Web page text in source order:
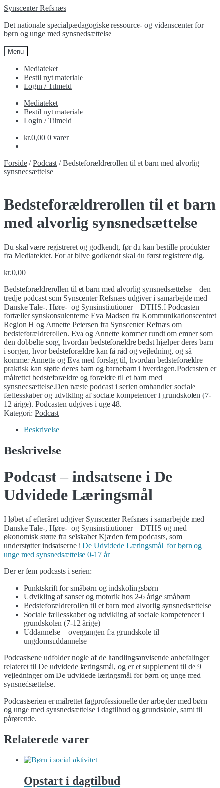
Spring
navigation
Spring
indhold
Synscenter Refsnæs
Det nationale specialpædagogiske ressource- og videnscenter for
børn og unge med synsnedsættelse
Menu
Mediateket
Bestil nyt materiale
Login / Tilmeld
Mediateket
Bestil nyt materiale
Login / Tilmeld
kr.0,00 0 varer
Forside /Podcast /Bedsteforældrerollen til et barn med alvorlig
synsnedsættelse
Bedsteforældrerollen til et barn
med alvorlig synsnedsættelse
Du skal være registreret og godkendt, før du kan bestille produkter
fra Mediatektet. For at blive godkendt skal du først registrere dig.
kr.0,00
Bedsteforældrerollen til et barn med alvorlig synsnedsættelse – den
tredje podcast som Synscenter Refsnæs udgiver i samarbejde med
Danske Tale-, Høre- og Synsinstitutioner – DTHS.I Podcasten
fortæller synskonsulenterne Eva Madsen fra Kommunikationscentret
Region H og Annette Petersen fra Synscenter Refnæs om
bedsteforældrerollen. Eva og Annette kommer rundt om emner som
den dobbelte sorg, hvordan bedsteforældre bedst hjælper deres barn
i sorgen, hvor bedsteforældre kan få råd og vejledning, og så
kommer Annette og Eva med forslag til, hvordan bedsteforældre
praktisk kan støtte deres barn og barnebarn i hverdagen.Podcasten er
målrettet bedsteforældre og forældre til et barn med
synsnedsættelse.Den næste podcast i serien omhandler sociale
fællesskaber og udvikling af sociale kompetencer i grundskolen (7-
12 årige). Podcasten udgives i uge 48.
Kategori: Podcast
Beskrivelse
Beskrivelse
Podcast – indsatsene i De
Udvidede Læringsmål
I løbet af efteråret udgiver Synscenter Refsnæs i samarbejde med
Danske Tale-, Høre- og Synsinstitutioner – DTHS og med
økonomisk støtte fra selskabet Kjæden fem podcasts, som
understøtter indsatserne i De Udvidede Læringsmål for børn og
unge med synsnedsættelse 0-17 år.
Der er fem podcasts i serien:
Punktskrift for småbørn og indskolingsbørn
Udvikling af sanser og motorik hos 2-6 årige småbørn
Bedsteforældrerollen til et barn med alvorlig synsnedsættelse
Sociale fællesskaber og udvikling af sociale kompetencer i
grundskolen (7-12 årige)
Uddannelse – overgangen fra grundskole til
ungdomsuddannelse
Podcastsene udfolder nogle af de handlingsanvisende anbefalinger
relateret til De udvidede læringsmål, og er et supplement til de 9
vejledninger om De udvidede læringsmål for børn og unge med
synsnedsættelse.
Podcastserien er målrettet fagprofessionelle der arbejder med børn
og unge med synsnedsættelse i dagtilbud og grundskole, samt til
pårørende.
Relaterede varer
Opstart i dagtilbud